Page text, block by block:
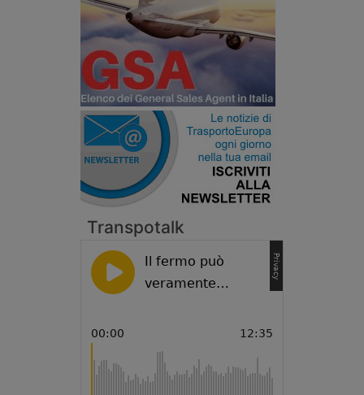
Transpotalk